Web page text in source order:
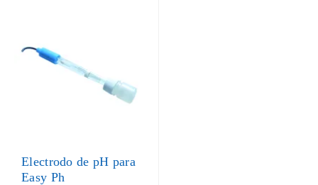
Electrodo de pH para
Easy Ph